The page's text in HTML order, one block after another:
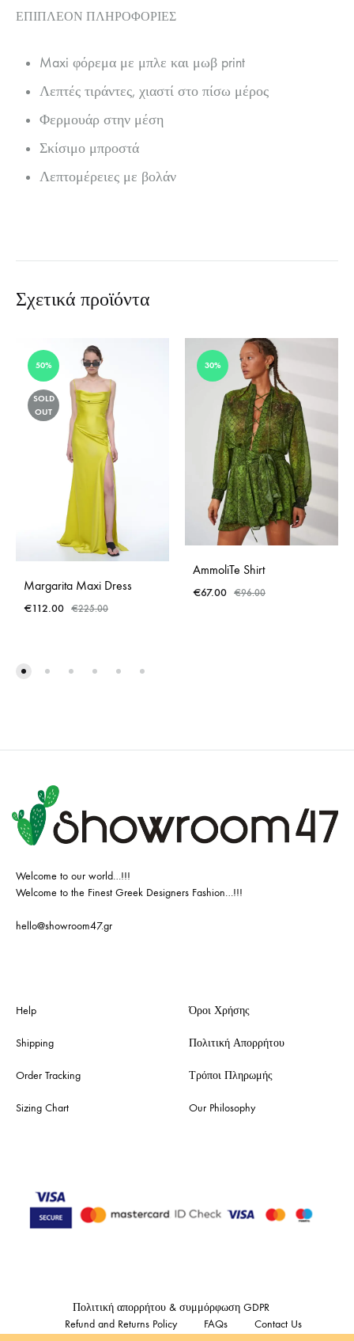
ΕΠΙΠΛΈΟΝ ΠΛΗΡΟΦΟΡΊΕΣ
Maxi φόρεμα με μπλε και μωβ print
Λεπτές τιράντες, χιαστί στο πίσω μέρος
Φερμουάρ στην μέση
Σκίσιμο μπροστά
Λεπτομέρειες με βολάν
Σχετικά προϊόντα
50%
SOLD
OUT
Margarita Maxi Dress
€112.00 €225.00
30%
AmmoliTe Shirt
€67.00 €96.00
Welcome to our world…!!!
Welcome to the Finest Greek Designers Fashion…!!!
hello@showroom47.gr
Help
Shipping
Order Tracking
Sizing Chart
Όροι Χρήσης
Πολιτική Απορρήτου
Τρόποι Πληρωμής
Our Philosophy
Πολιτική απορρήτου & συμμόρφωση GDPR
Refund and Returns Policy
FAQs Contact Us